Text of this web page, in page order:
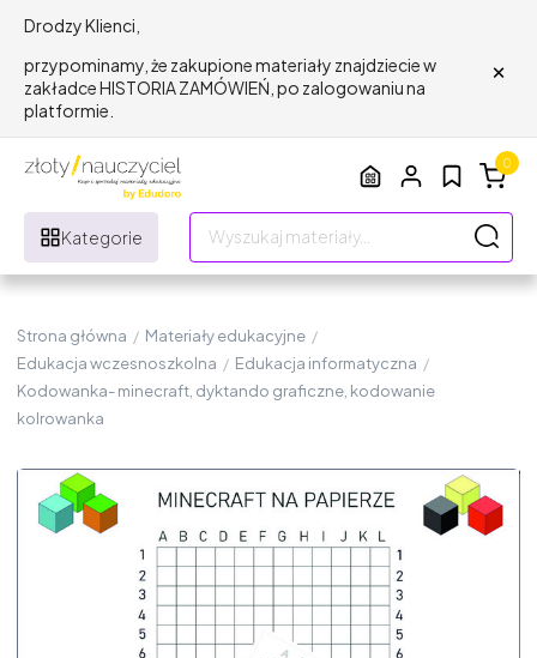
Drodzy Klienci,
przypominamy, że zakupione materiały znajdziecie w
zakładce HISTORIA ZAMÓWIEŃ, po zalogowaniu na
platformie.
×
Kategorie
0
Strona główna / Materiały edukacyjne /
Edukacja wczesnoszkolna / Edukacja informatyczna /
Kodowanka- minecraft, dyktando graficzne, kodowanie
kolrowanka